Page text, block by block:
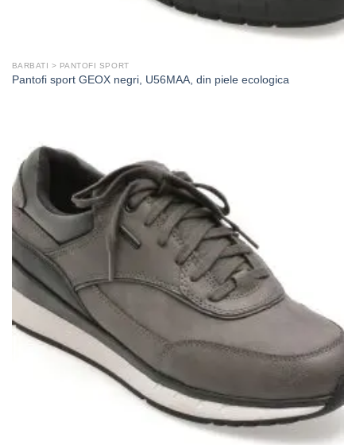
BARBATI > PANTOFI SPORT
Pantofi sport GEOX negri, U56MAA, din piele ecologica